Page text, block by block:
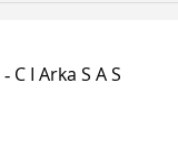
- C I Arka S A S